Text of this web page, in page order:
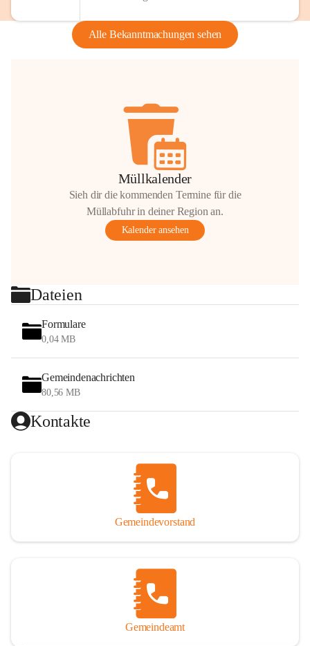
Alle Bekanntmachungen sehen
Müllkalender
Sieh dir die kommenden Termine für die
Müllabfuhr in deiner Region an.
Kalender ansehen
Dateien
Formulare
0,04 MB
Gemeindenachrichten
80,56 MB
Kontakte
Gemeindevorstand
Gemeindeamt